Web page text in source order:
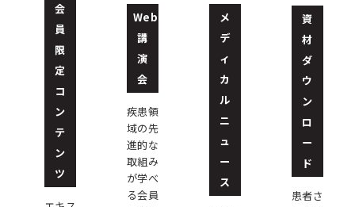
会
員
限
定
コ
ン
テ
ン
ツ
Web
講
演
会
疾患領
域の先
進的な
取組み
が学べ
る会員
メ
デ
ィ
カ
ル
ニ
ュ
ー
ス
資
材
ダ
ウ
ン
ロ
ー
ド
患者さ